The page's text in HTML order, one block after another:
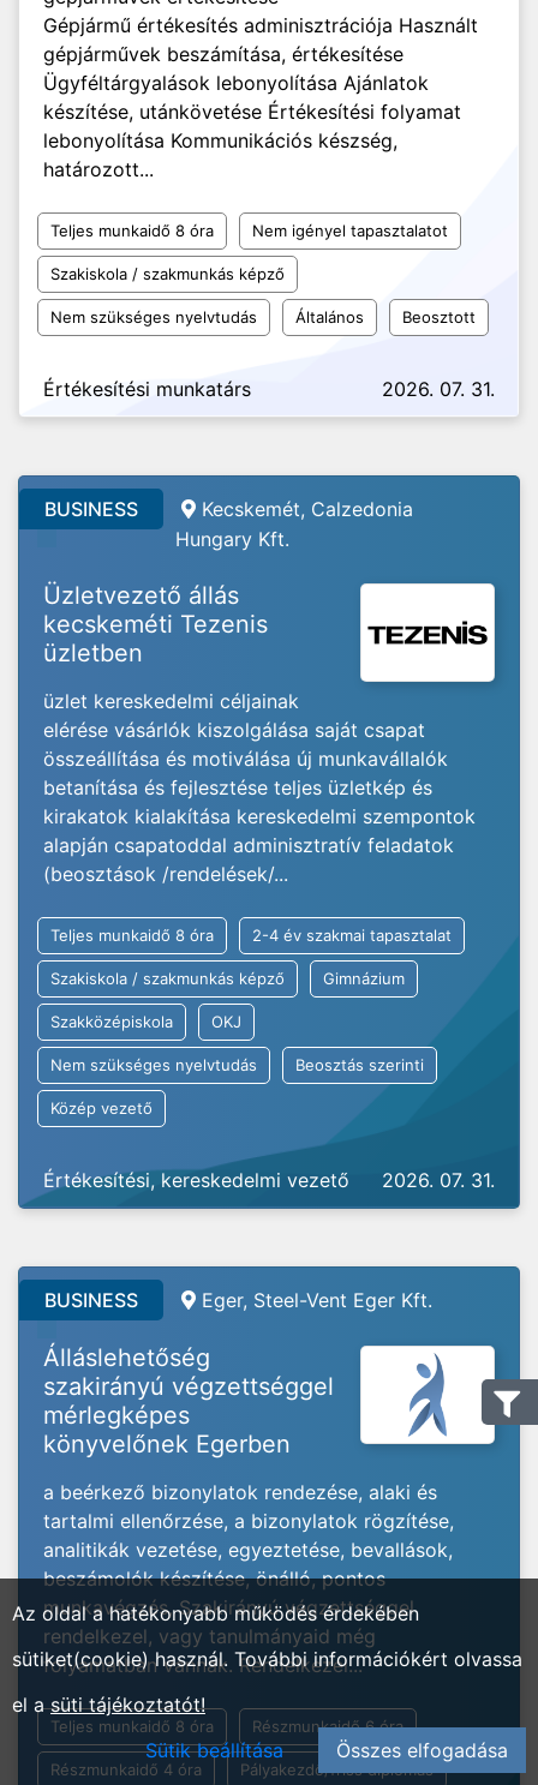
Gépjármű értékesítés adminisztrációja Használt
gépjárművek beszámítása, értékesítése
Ügyféltárgyalások lebonyolítása Ajánlatok
készítése, utánkövetése Értékesítési folyamat
lebonyolítása Kommunikációs készség,
határozott...
Teljes munkaidő 8 óra Nem igényel tapasztalatot
Szakiskola / szakmunkás képző
Nem szükséges nyelvtudás Általános Beosztott
Értékesítési munkatárs 2026. 07. 31.
BUSINESS
Kecskemét, Calzedonia
Hungary Kft.
Üzletvezető állás
kecskeméti Tezenis
üzletben
üzlet kereskedelmi céljainak
elérése vásárlók kiszolgálása saját csapat
összeállítása és motiválása új munkavállalók
betanítása és fejlesztése teljes üzletkép és
kirakatok kialakítása kereskedelmi szempontok
alapján csapatoddal adminisztratív feladatok
(beosztások /rendelések/...
Teljes munkaidő 8 óra 2-4 év szakmai tapasztalat
Szakiskola / szakmunkás képző Gimnázium
Szakközépiskola OKJ
Nem szükséges nyelvtudás Beosztás szerinti
Közép vezető
Értékesítési, kereskedelmi vezető 2026. 07. 31.
BUSINESS Eger, Steel-Vent Eger Kft.
Álláslehetőség
szakirányú végzettséggel
mérlegképes
könyvelőnek Egerben
a beérkező bizonylatok rendezése, alaki és
tartalmi ellenőrzése, a bizonylatok rögzítése,
analitikák vezetése, egyeztetése, bevallások,
beszámolók készítése, önálló, pontos
munkavégzés, Szakirányú végzettséggel
rendelkezel, vagy tanulmányaid még
folyamatban vannak. Rendelkezel...
Teljes munkaidő 8 óra Részmunkaidő 6 óra
Részmunkaidő 4 óra Pályakezdő/friss diplomás
Az oldal a hatékonyabb működés érdekében
sütiket(cookie) használ. További információkért olvassa
el asüti tájékoztatót!
Sütik beállítása
Összes elfogadása